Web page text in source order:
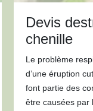
Devis
chenille
Le problème
d’une éruption
font partie des
être causées par